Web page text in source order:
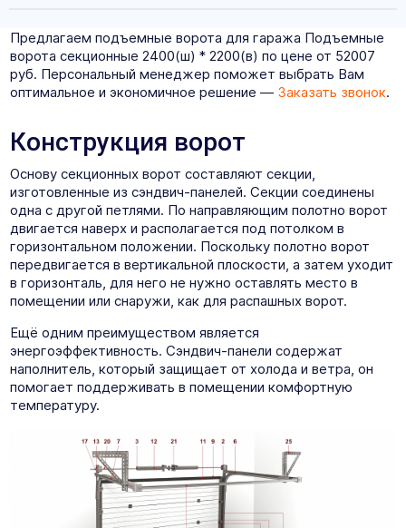
Предлагаем подъемные ворота для гаража Подъемные
ворота секционные 2400(ш) * 2200(в) по цене от 52007
руб. Персональный менеджер поможет выбрать Вам
оптимальное и экономичное решение — Заказать звонок.
Конструкция ворот
Основу секционных ворот составляют секции,
изготовленные из сэндвич-панелей. Секции соединены
одна с другой петлями. По направляющим полотно ворот
двигается наверх и располагается под потолком в
горизонтальном положении. Поскольку полотно ворот
передвигается в вертикальной плоскости, а затем уходит
в горизонталь, для него не нужно оставлять место в
помещении или снаружи, как для распашных ворот.
Ещё одним преимуществом является
энергоэффективность. Сэндвич-панели содержат
наполнитель, который защищает от холода и ветра, он
помогает поддерживать в помещении комфортную
температуру.